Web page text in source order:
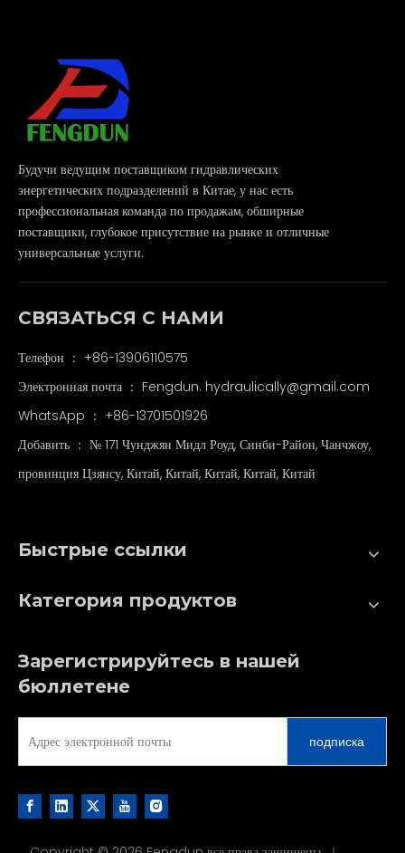
Будучи ведущим поставщиком гидравлических
энергетических подразделений в Китае, у нас есть
профессиональная команда по продажам, обширные
поставщики, глубокое присутствие на рынке и отличные
универсальные услуги.
СВЯЗАТЬСЯ С НАМИ
Телефон ： +86-13906110575
Электронная почта ： Fengdun. hydraulically@gmail.com
WhatsApp ： +86-13701501926
Добавить ： № 171 Чунджян Мидл Роуд, Синби-Район, Чанчжоу,
провинция Цзянсу, Китай, Китай, Китай, Китай, Китай
Быстрые ссылки
Категория продуктов
Зарегистрируйтесь в нашей
бюллетене
подписка